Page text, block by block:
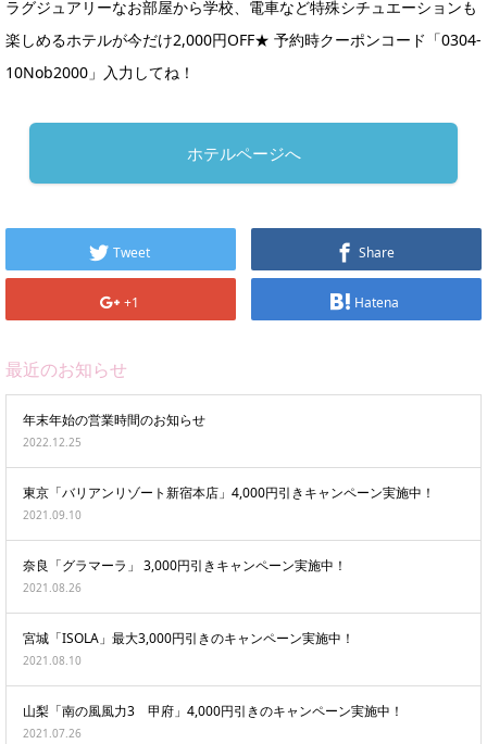
ラグジュアリーなお部屋から学校、電車など特殊シチュエーションも
楽しめるホテルが今だけ2,000円OFF★ 予約時クーポンコード「0304-
10Nob2000」入力してね！
ホテルページへ
Tweet Share
+1 Hatena
最近のお知らせ
年末年始の営業時間のお知らせ
2022.12.25
東京「バリアンリゾート新宿本店」4,000円引きキャンペーン実施中！
2021.09.10
奈良「グラマーラ」 3,000円引きキャンペーン実施中！
2021.08.26
宮城「ISOLA」最大3,000円引きのキャンペーン実施中！
2021.08.10
山梨「南の風風力3 甲府」4,000円引きのキャンペーン実施中！
2021.07.26